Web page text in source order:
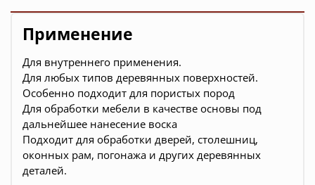
Применение
Для внутреннего применения.
Для любых типов деревянных поверхностей.
Особенно подходит для пористых пород
Для обработки мебели в качестве основы под
дальнейшее нанесение воска
Подходит для обработки дверей, столешниц,
оконных рам, погонажа и других деревянных
деталей.